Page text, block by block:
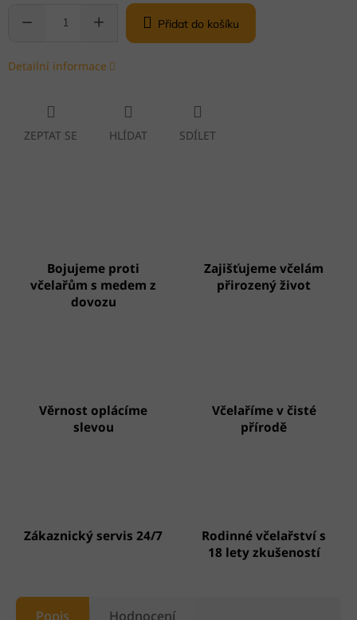
Přidat do košíku
Detailní informace
ZEPTAT SE HLÍDAT SDÍLET
Bojujeme proti
včelařům s medem z
dovozu
Zajišťujeme včelám
přirozený život
Věrnost oplácíme
slevou
Včelaříme v čisté
přírodě
Zákaznický servis 24/7
Rodinné včelařství s
18 lety zkušeností
Popis Hodnocení